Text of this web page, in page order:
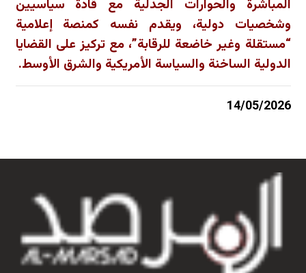
المباشرة والحوارات الجدلية مع قادة سياسيين
وشخصيات دولية، ويقدم نفسه كمنصة إعلامية
“مستقلة وغير خاضعة للرقابة”، مع تركيز على القضايا
الدولية الساخنة والسياسة الأمريكية والشرق الأوسط.
14/05/2026